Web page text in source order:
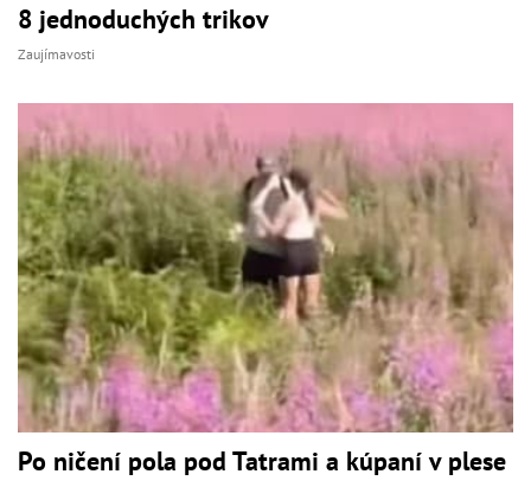
8 jednoduchých trikov
Zaujímavosti
Po ničení pola pod Tatrami a kúpaní v plese